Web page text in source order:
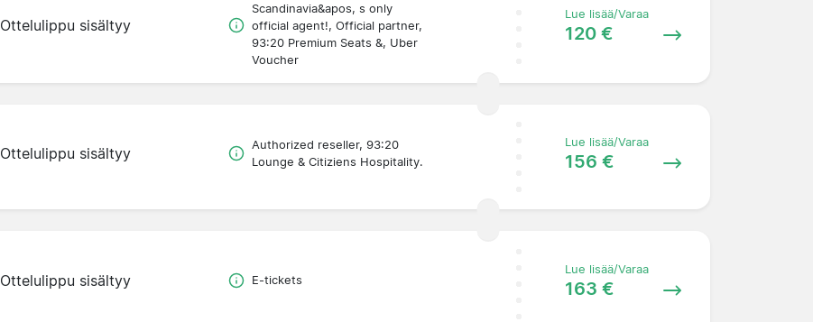
Ottelulippu sisältyy
Scandinavia&apos, s only
official agent!, Official partner,
93:20 Premium Seats &, Uber
Voucher
Lue lisää/Varaa
120 €
Ottelulippu sisältyy
Authorized reseller, 93:20
Lounge & Citiziens Hospitality.
Lue lisää/Varaa
156 €
Ottelulippu sisältyy E-tickets
Lue lisää/Varaa
163 €